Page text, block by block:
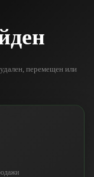
перемещен или